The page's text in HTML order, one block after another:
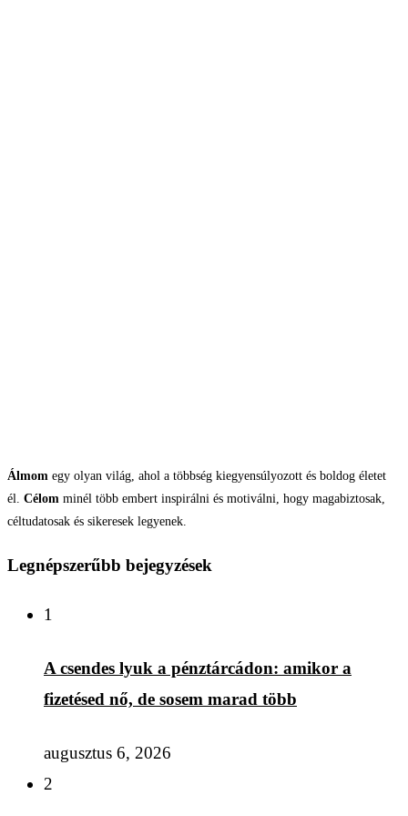
Álmom egy olyan világ, ahol a többség kiegyensúlyozott és boldog életet
él. Célom minél több embert inspirálni és motiválni, hogy magabiztosak,
céltudatosak és sikeresek legyenek.
Legnépszerűbb bejegyzések
1
A csendes lyuk a pénztárcádon: amikor a
fizetésed nő, de sosem marad több
augusztus 6, 2026
2